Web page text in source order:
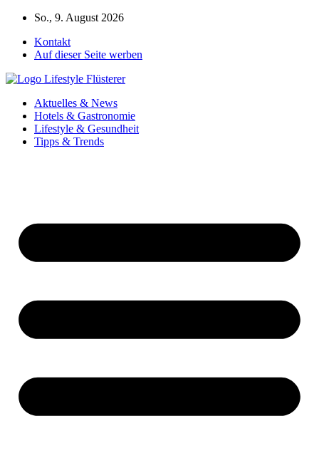
Zum
springen
So., 9. August 2026
Kontakt
Auf dieser Seite werben
Aktuelles & News
Hotels & Gastronomie
Lifestyle & Gesundheit
Tipps & Trends